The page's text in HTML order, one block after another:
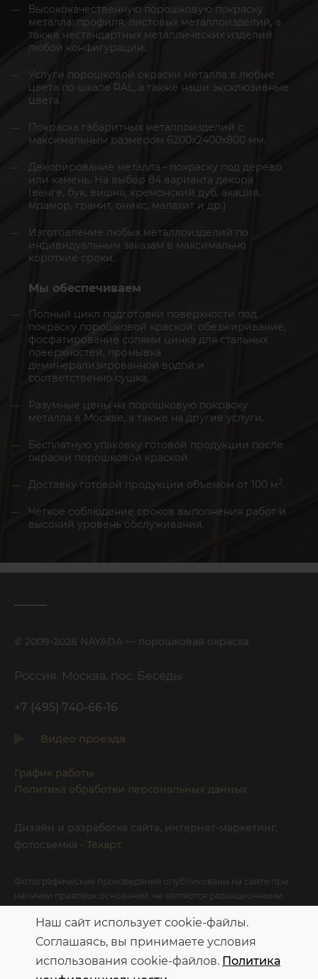
Высококачественную порошковую покраску
металла: профиля, листовых металлоизделий, а
также нестандартных металлических изделий
любой конфигурации.
Услуги порошковой окраски металла в любые
цвета по шкале RAL, а также наши эксклюзивные
цвета.
Покраска габаритных металлоизделий с
максимальным размером 6200х2400х800 мм.
Декорирование металла - покраску под дерево
или камень. На выбор 84 варианта декора
(венге, бук, вишня, кремонский дуб, акация,
мрамор, гранит, оникс, малахит и др.)
Изготовление любых металлоизделий по
индивидуальным заказам в максимально
короткие сроки.
Мы обеспечиваем
Полный цикл подготовки поверхности под
покраску порошковой краской: обезжиривание,
фосфатирование солями цинка для стальных
поверхностей, промывка
деминерализированной водой и
соответственно сушка.
Разумные цены на порошковую покраску
металла в Москве, а также на другие услуги.
Бесплатную упаковку готовой продукции после
окраски порошковой краской.
Доставку готовой продукции объемом от 100 м2.
Четкое соблюдение сроков выполнения работ и
высокий уровень обслуживания.
© 2009-2026 NAYADA — порошковая окраска
Россия, Москва, пос. Беседы
+7 (495) 740-66-16
Видео проезда
График работы
Политика обработки персональных данных
Дизайн и разработка сайта, интернет-маркетинг,
фотосъемка - Текарт.
Фотографические произведения опубликованы на сайте при
наличии правовых оснований, не являются редакционными
условиями приобретенных Лицензий соответствующих
фотобанков.
Персональные данные опубликованы на сайте при наличии
Наш сайт использует cookie-файлы.
Соглашаясь, вы принимаете условия
использования cookie-файлов. Политика